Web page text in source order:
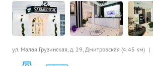
ул. Малая Грузинская, д. 29, Дмитровская (4.45 км)